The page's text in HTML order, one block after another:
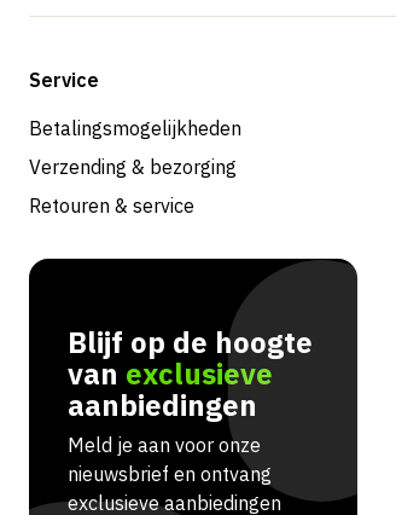
Service
Betalingsmogelijkheden
Verzending & bezorging
Retouren & service
Blijf op de hoogte
van exclusieve
aanbiedingen
Meld je aan voor onze
nieuwsbrief en ontvang
exclusieve aanbiedingen